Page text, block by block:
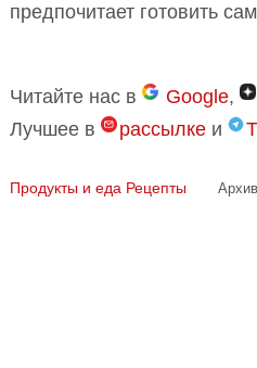
предпочитает готовить
Читайте нас в Google,
Лучшее в
рассылке и
Продукты и еда Рецепты Архив